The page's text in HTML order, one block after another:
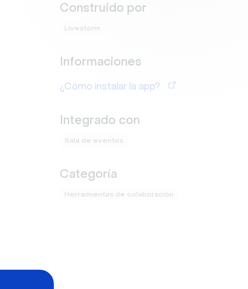
Construido por
Livestorm
Informaciones
¿Cómo instalar la app?
Integrado con
Sala de eventos
Categoría
Herramientas de colaboración